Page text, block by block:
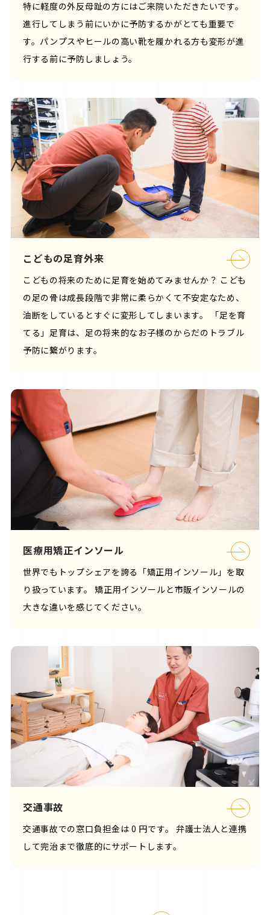
特に軽度の外反母趾の方にはご来院いただきたいです。
進行してしまう前にいかに予防するかがとても重要で
す。パンプスやヒールの高い靴を履かれる方も変形が進
行する前に予防しましょう。
こどもの足育外来
こどもの将来のために足育を始めてみませんか？ こども
の足の骨は成長段階で非常に柔らかくて不安定なため、
油断をしているとすぐに変形してしまいます。 「足を育
てる」足育は、足の将来的なお子様のからだのトラブル
予防に繋がります。
医療用矯正インソール
世界でもトップシェアを誇る「矯正用インソール」を取
り扱っています。 矯正用インソールと市販インソールの
大きな違いを感じてください。
交通事故
交通事故での窓口負担金は 0 円です。 弁護士法人と連携
して完治まで徹底的にサポートします。